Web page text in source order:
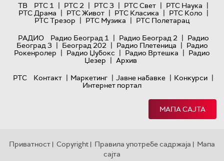
ТВ
РТС 1 | РТС 2 | РТС 3 | РТС Свет | РТС Наука |
РТС Драма | РТС Живот | РТС Класика | РТС Коло |
РТС Трезор | РТС Музика | РТС Полетарац
РАДИО
Радио Београд 1 | Радио Београд 2 | Радио
Београд 3 | Београд 202 | Радио Плетеница | Радио
Рокенролер | Радио Џубокс | Радио Вртешка | Радио
Џезер | Архив
РТС
Контакт | Маркетинг | Јавне набавке | Конкурси |
Интернет портал
МАПА САЈТА
Приватност | Copyright | Правила употребе садржаја | Мапа
сајта